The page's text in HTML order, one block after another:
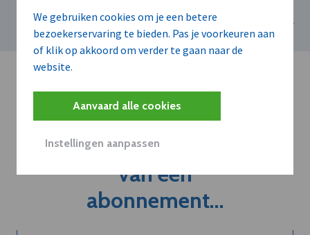
We gebruiken cookies om je een betere
bezoekerservaring te bieden. Pas je voorkeuren aan
of klik op akkoord om verder te gaan naar de
website.
Aanvaard alle cookies
Instellingen aanpassen
Kort de voordelen
van een
abonnement...